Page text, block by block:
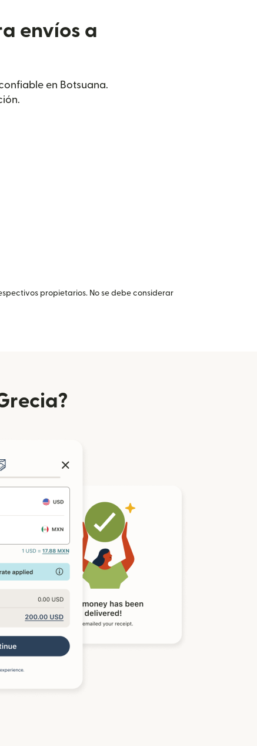
envíos a
en Botsuana.
propietarios. No se debe considerar